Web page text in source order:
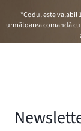
*Codul este valabil
următoarea comandă